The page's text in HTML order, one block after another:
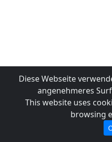
Diese Webseite
angenehmeres
This website uses
browsing